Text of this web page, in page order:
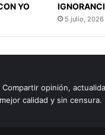
YO
5 julio, 2026
opinión,
mejor calidad y sin censura.